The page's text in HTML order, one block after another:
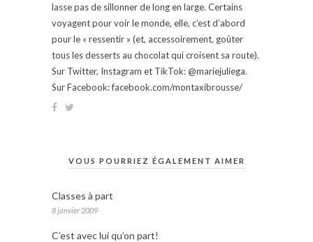
lasse pas de sillonner de long en large. Certains
voyagent pour voir le monde, elle, c’est d’abord
pour le « ressentir » (et, accessoirement, goûter
tous les desserts au chocolat qui croisent sa route).
Sur Twitter, Instagram et TikTok: @mariejuliega.
Sur Facebook: facebook.com/montaxibrousse/
VOUS POURRIEZ ÉGALEMENT AIMER
Classes à part
8 janvier 2009
C’est avec lui qu’on part!